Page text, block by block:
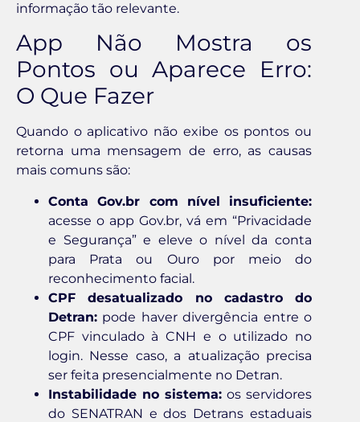
informação tão relevante.
App Não Mostra os
Pontos ou Aparece Erro:
O Que Fazer
Quando o aplicativo não exibe os pontos ou
retorna uma mensagem de erro, as causas
mais comuns são:
Conta Gov.br com nível insuficiente:
acesse o app Gov.br, vá em “Privacidade
e Segurança” e eleve o nível da conta
para Prata ou Ouro por meio do
reconhecimento facial.
CPF desatualizado no cadastro do
Detran: pode haver divergência entre o
CPF vinculado à CNH e o utilizado no
login. Nesse caso, a atualização precisa
ser feita presencialmente no Detran.
Instabilidade no sistema: os servidores
do SENATRAN e dos Detrans estaduais